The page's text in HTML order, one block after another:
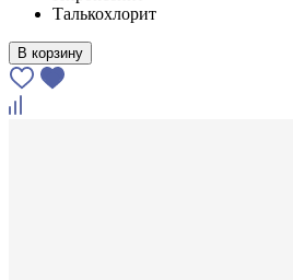
Талькохлорит
В корзину